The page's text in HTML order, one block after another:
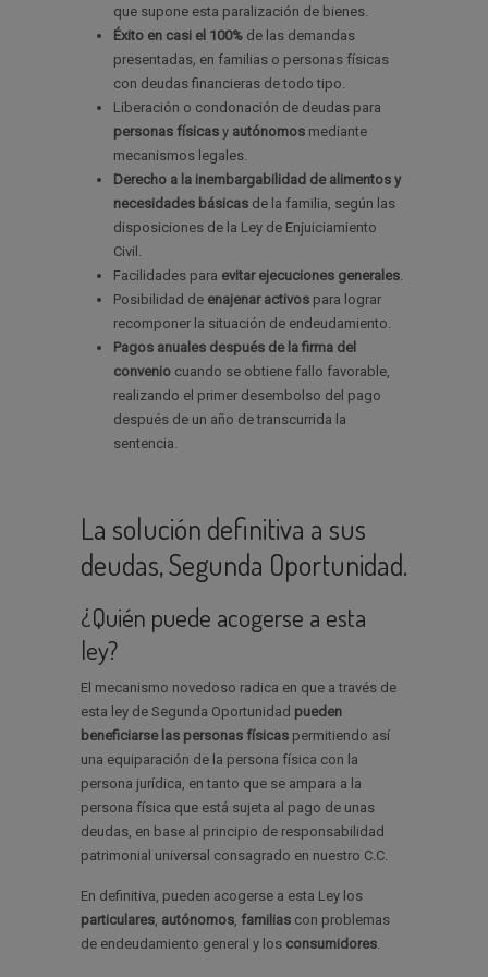
que supone esta paralización de bienes.
Éxito en casi el 100% de las demandas
presentadas, en familias o personas físicas
con deudas financieras de todo tipo.
Liberación o condonación de deudas para
personas físicas y autónomos mediante
mecanismos legales.
Derecho a la inembargabilidad de alimentos y
necesidades básicas de la familia, según las
disposiciones de la Ley de Enjuiciamiento
Civil.
Facilidades para evitar ejecuciones generales
Posibilidad de enajenar activos para lograr
recomponer la situación de endeudamiento.
Pagos anuales después de la firma del
convenio cuando se obtiene fallo favorable,
realizando el primer desembolso del pago
después de un año de transcurrida la
sentencia.
La solución definitiva a sus
deudas, Segunda Oportunidad.
¿Quién puede acogerse a esta
ley?
El mecanismo novedoso radica en que a través de
esta ley de Segunda Oportunidad pueden
beneficiarse las personas físicas permitiendo así
una equiparación de la persona física con la
persona jurídica, en tanto que se ampara a la
persona física que está sujeta al pago de unas
deudas, en base al principio de responsabilidad
patrimonial universal consagrado en nuestro C.C.
En definitiva, pueden acogerse a esta Ley los
particulares autónomos familias con problemas
de endeudamiento general y los consumidores